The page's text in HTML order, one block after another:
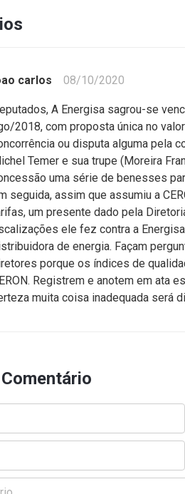
carlos 08/10/2020
A Energisa sagrou-se
2018, com proposta única no
ou disputa alguma pela
Temer e sua trupe (Moreira
uma série de benesses
seguida, assim que assumiu a
um presente dado pela
ele fez contra a
de energia. Façam
porque os índices de
Registrem e anotem em ata
muita coisa inadequada será